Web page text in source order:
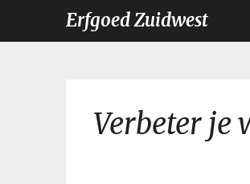
Erfgoed Zuidwest
Verbeter je